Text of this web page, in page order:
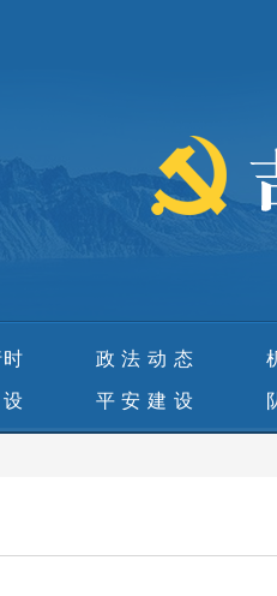
政法动态
平安建设